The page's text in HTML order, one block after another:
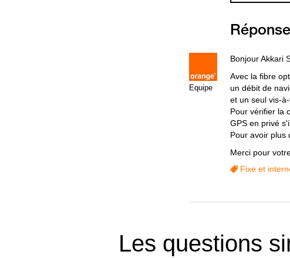
Equipe
Bonjour Akkari
Avec la fibre
un débit de
et un seul vis-
Pour vérifier la
GPS en privé
Pour avoir plus
Merci pour
Fixe et
Les questions